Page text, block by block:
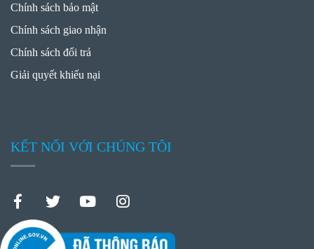
Chính sách bảo mật
Chính sách giao nhận
Chính sách đổi trả
Giải quyết khiếu nại
KẾT NỐI VỚI CHÚNG TÔI